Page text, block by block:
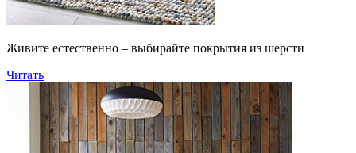
Живите естественно – выбирайте покрытия из шерсти
Читать